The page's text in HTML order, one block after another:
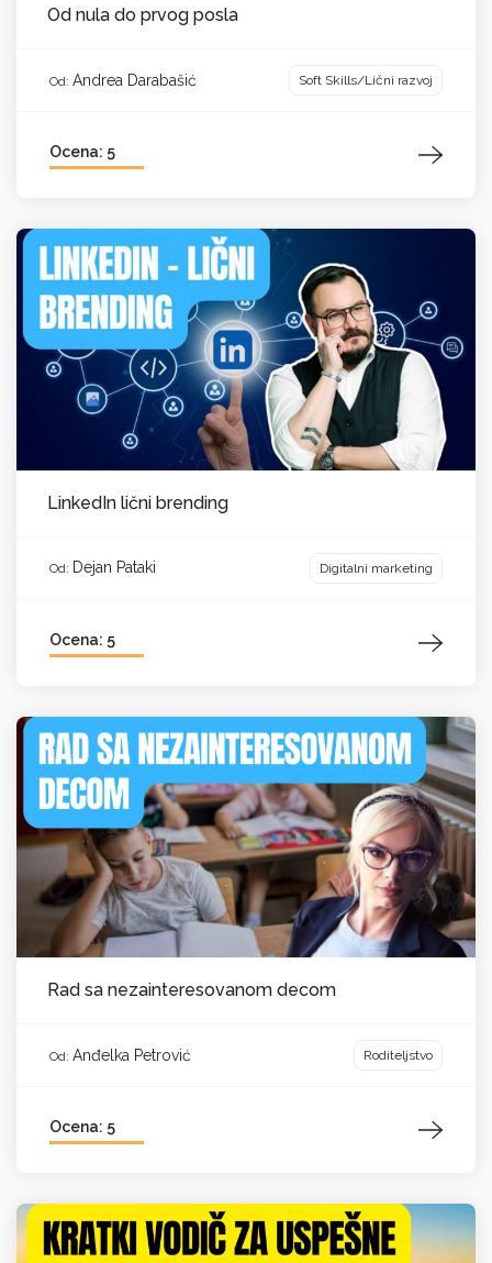
Od nula do prvog posla
Od: Andrea Darabašić Soft Skills/Lični razvoj
Ocena: 5
LinkedIn lični brending
Od: Dejan Pataki Digitalni marketing
Ocena: 5
Rad sa nezainteresovanom decom
Od: Anđelka Petrović Roditeljstvo
Ocena: 5